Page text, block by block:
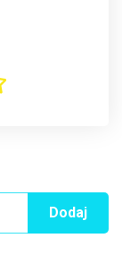
Dodaj